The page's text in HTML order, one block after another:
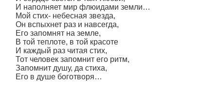
И наполняет мир флюидами земли…
Мой стих- небесная звезда,
Он вспыхнет раз и навсегда,
Его запомнят на земле,
В той теплоте, в той красоте
И каждый раз читая стих,
Тот человек запомнит его ритм,
Запомнит душу, да стиха,
Его в душе боготворя…